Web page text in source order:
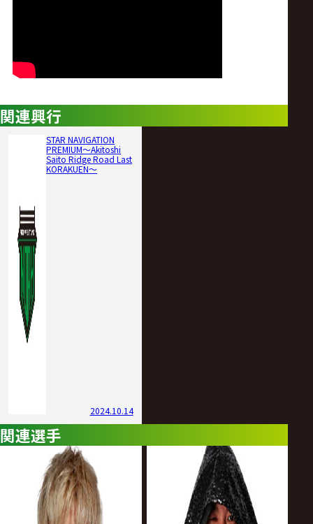
関連興行
STAR NAVIGATION
PREMIUM〜Akitoshi
Saito Ridge Road Last
KORAKUEN〜
2024.10.14
関連選手